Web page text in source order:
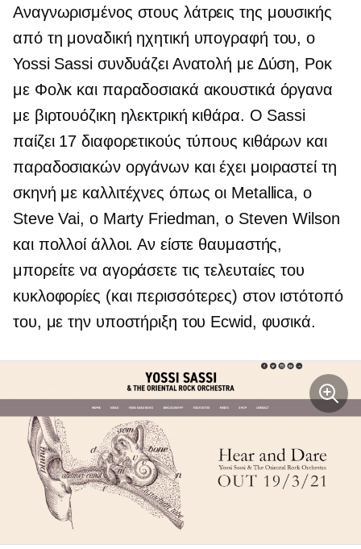
Αναγνωρισμένος στους λάτρεις της μουσικής
από τη μοναδική ηχητική υπογραφή του, ο
Yossi Sassi συνδυάζει Ανατολή με Δύση, Ροκ
με Φολκ και παραδοσιακά ακουστικά όργανα
με βιρτουόζικη ηλεκτρική κιθάρα. Ο Sassi
παίζει 17 διαφορετικούς τύπους κιθάρων και
παραδοσιακών οργάνων και έχει μοιραστεί τη
σκηνή με καλλιτέχνες όπως οι Metallica, ο
Steve Vai, ο Marty Friedman, ο Steven Wilson
και πολλοί άλλοι. Αν είστε θαυμαστής,
μπορείτε να αγοράσετε τις τελευταίες του
κυκλοφορίες (και περισσότερες) στον ιστότοπό
του, με την υποστήριξη του Ecwid, φυσικά.